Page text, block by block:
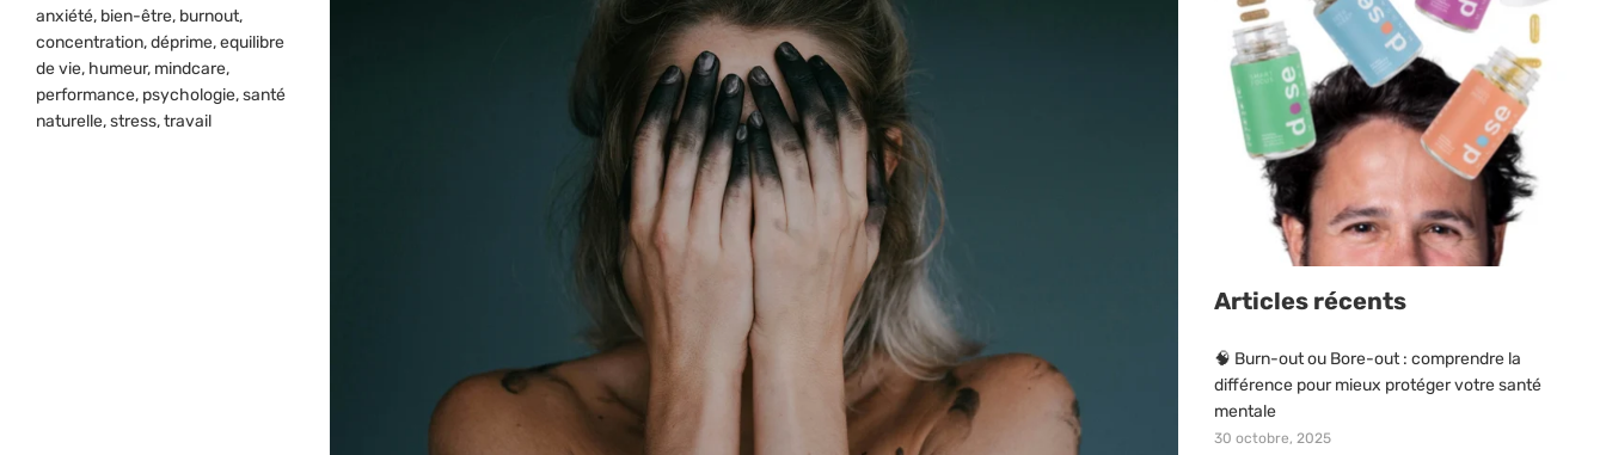
anxiété, bien-être, burnout,
concentration,déprime,equilibre
de vie, humeur, mindcare,
performance, psychologie,santé
naturelle,stress,travail
Articles récents
🧠 Burn-out ou Bore-out : comprendre la
différence pour mieux protéger votre santé
mentale
30 octobre, 2025